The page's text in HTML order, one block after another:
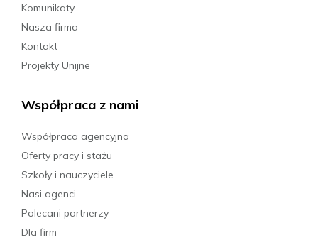
04.10.2026 - 10.10.2026
Komunikaty
Nasza firma
Kontakt
Projekty Unijne
Współpraca z nami
Współpraca agencyjna
Oferty pracy i stażu
Szkoły i nauczyciele
Nasi agenci
Polecani partnerzy
Dla firm